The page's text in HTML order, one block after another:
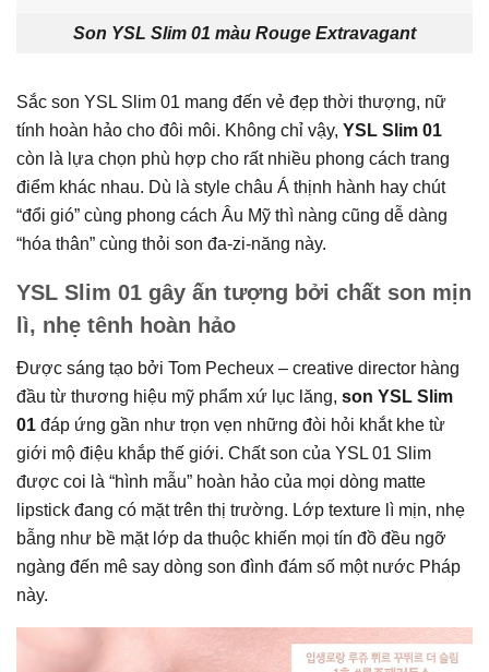
Son YSL Slim 01 màu Rouge Extravagant
Sắc son YSL Slim 01 mang đến vẻ đẹp thời thượng, nữ
tính hoàn hảo cho đôi môi. Không chỉ vậy, YSL Slim 01
còn là lựa chọn phù hợp cho rất nhiều phong cách trang
điểm khác nhau. Dù là style châu Á thịnh hành hay chút
“đổi gió” cùng phong cách Âu Mỹ thì nàng cũng dễ dàng
“hóa thân” cùng thỏi son đa-zi-năng này.
YSL Slim 01 gây ấn tượng bởi chất son mịn
lì, nhẹ tênh hoàn hảo
Được sáng tạo bởi Tom Pecheux – creative director hàng
đầu từ thương hiệu mỹ phẩm xứ lục lăng, son YSL Slim
01 đáp ứng gần như trọn vẹn những đòi hỏi khắt khe từ
giới mộ điệu khắp thế giới. Chất son của YSL 01 Slim
được coi là “hình mẫu” hoàn hảo của mọi dòng matte
lipstick đang có mặt trên thị trường. Lớp texture lì mịn, nhẹ
bẫng như bề mặt lớp da thuộc khiến mọi tín đồ đều ngỡ
ngàng đến mê say dòng son đình đám số một nước Pháp
này.